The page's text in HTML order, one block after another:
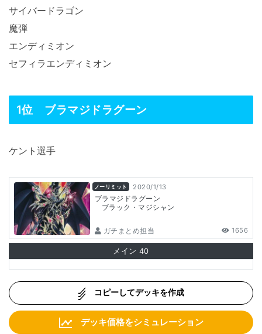
サイバードラゴン
魔弾
エンディミオン
セフィラエンディミオン
1位 ブラマジドラグーン
ケント選手
ノーリミット 2020/1/13
ブラマジドラグーン
ブラック・マジシャン
ガチまとめ担当 1656
メイン 40
コピーしてデッキを作成
デッキ価格をシミュレーション